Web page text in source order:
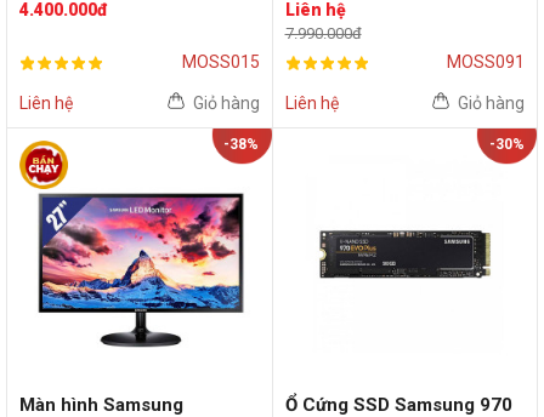
4.400.000đ
MOSS015
Liên hệ Giỏ hàng
Liên hệ
7.990.000đ
MOSS091
Liên hệ Giỏ hàng
-38%
Màn hình Samsung
-30%
Ổ Cứng SSD Samsung 970